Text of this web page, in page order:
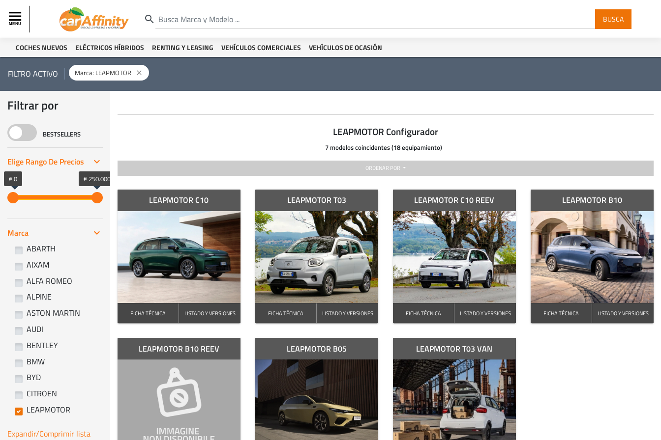
search BUSCA
COCHES NUEVOS ELÉCTRICOS HÍBRIDOS RENTING Y LEASING VEHÍCULOS COMERCIALES VEHÍCULOS DE OCASIÓN
FILTRO ACTIVO Marca: LEAPMOTOR close
Filtrar por
BESTSELLERS
Elige Rango De Precios keyboard_arrow_right
€ 0 € 250.000
Marca keyboard_arrow_right
ABARTH
AIXAM
ALFA ROMEO
ALPINE
ASTON MARTIN
AUDI
BENTLEY
BMW
BYD
CITROEN
LEAPMOTOR
Expandir/Comprimir lista
LEAPMOTOR Configurador
7 modelos coincidentes (18 equipamiento)
ORDENAR POR
LEAPMOTOR C10
FICHA TÉCNICA LISTADO Y VERSIONES
LEAPMOTOR T03
FICHA TÉCNICA LISTADO Y VERSIONES
LEAPMOTOR C10 REEV
FICHA TÉCNICA LISTADO Y VERSIONES
LEAPMOTOR B10
FICHA TÉCNICA LISTADO Y VERSIONES
LEAPMOTOR B10 REEV LEAPMOTOR B05 LEAPMOTOR T03 VAN